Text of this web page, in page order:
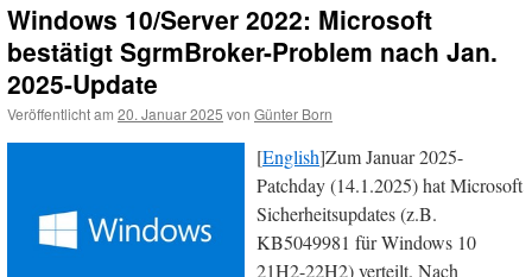
Windows 10/Server 2022: Microsoft
bestätigt SgrmBroker-Problem nach Jan.
2025-Update
Veröffentlicht am 20. Januar 2025 von Günter Born
[English]Zum Januar 2025-
Patchday (14.1.2025) hat Microsoft
Sicherheitsupdates (z.B.
KB5049981 für Windows 10
21H2-22H2) verteilt. Nach